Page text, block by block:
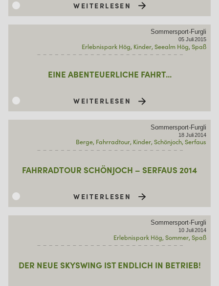
WEITERLESEN
Sommersport-Furgli
05 Juli 2015
Erlebnispark Hög Kinder Seealm Hög Spaß
EINE ABENTEUERLICHE FAHRT...
WEITERLESEN
Sommersport-Furgli
18 Juli 2014
Berge Fahrradtour Kinder Schönjoch Serfaus
FAHRRADTOUR SCHÖNJOCH – SERFAUS 2014
WEITERLESEN
Sommersport-Furgli
10 Juli 2014
Erlebnispark Hög Sommer Spaß
DER NEUE SKYSWING IST ENDLICH IN BETRIEB!